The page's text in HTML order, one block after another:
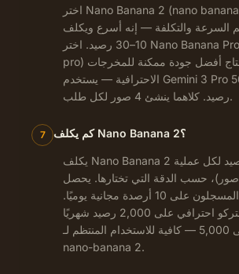
اختر Nano Banana 2 (nano banana 2.0) للعمل
السرعة والتكلفة — إنه أسرع ويكلف
10–30 رصيد. اختر Nano Banana Pro (nano-banana-
pro) عندما تحتاج أفضل جودة ممكنة للمخرجات
الاحترافية — يستخدم Gemini 3 Pro ويكلف 30–50
رصيد. كلاهما ينشئ 4 صور لكل طلب.
7 كم يكلف Nano Banana 2؟
يكلف Nano Banana 2 من 10 إلى 30 رصيد لكل عملية
إنشاء (4 صور)، حسب الدقة التي تختارها. يحصل
المستخدمون المسجلون على 10 أرصدة مجانية يوميًا.
يحصل مشتركو احترافي على 2,000 رصيد شهريًا
ومشتركو رائد على 5,000 — كافية للاستخدام المنتظم لـ
nano-banana 2.